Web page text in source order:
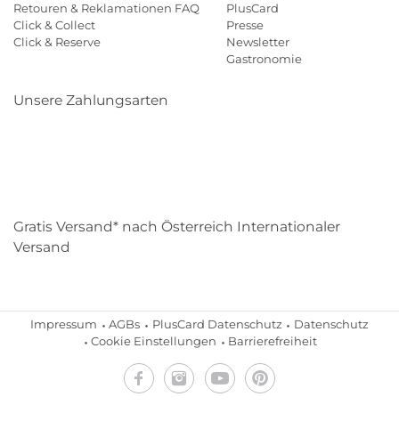
Retouren & Reklamationen FAQ
Click & Collect
Click & Reserve
PlusCard
Presse
Newsletter
Gastronomie
Unsere Zahlungsarten
Gratis Versand* nach Österreich Internationaler
Versand
Impressum AGBs PlusCard Datenschutz
Datenschutz
Cookie Einstellungen
Barrierefreiheit